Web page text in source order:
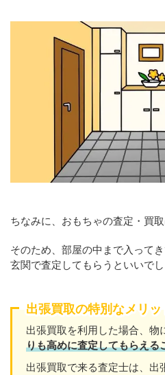
ちなみに、おもちゃの査定・買取
そのため、部屋の中まで入って
玄関で査定してもらうといいでし
出張買取の特別なメリッ
出張買取を利用した場合、物
りも高めに査定してもらえる
出張買取で来る査定士は、出